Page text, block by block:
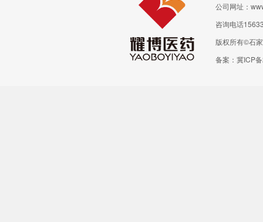
公司网址：
咨询电话
版权所有©石
备案：冀ICP